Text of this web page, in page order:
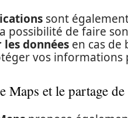
sont
possibilité de faire
données en cas de
vos informations
Maps et le partage